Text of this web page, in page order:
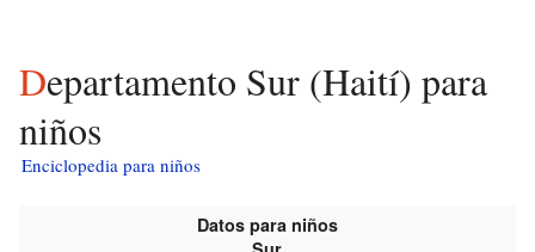
Departamento Sur (Haití) para
niños
Enciclopedia para niños
Datos para niños